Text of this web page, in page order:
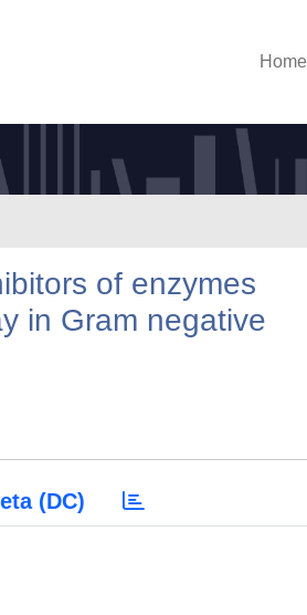
Home
of enzymes
in Gram negative
(DC)